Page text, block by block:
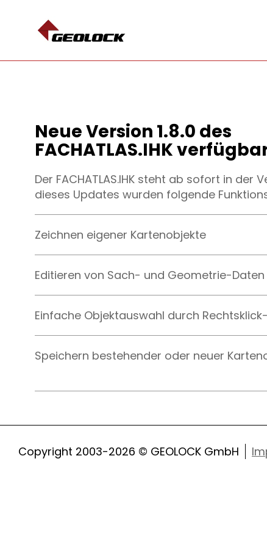
Neue Version 1.8.0 des
FACHATLAS.IHK
Der FACHATLAS.IHK steht ab sofort in der
dieses Updates wurden folgende
Zeichnen eigener Kartenobjekte
Editieren von Sach- und Geometrie-Daten
Einfache Objektauswahl durch
Speichern bestehender oder neuer
Copyright 2003-2026 © GEOLOCK GmbH